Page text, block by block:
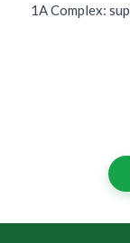
1A Complex: